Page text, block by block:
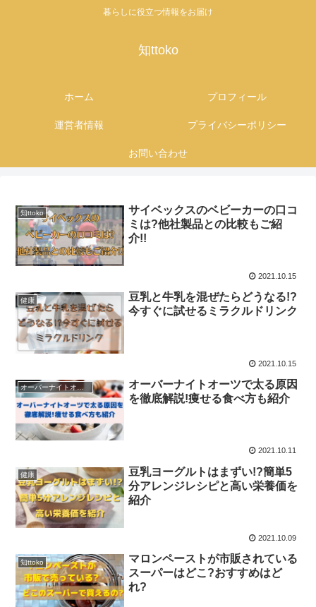
暮らしに役立つ情報をお届け
知ttoko
ホーム プロフィール
運営者情報 プライバシーポリシー
お問い合わせ
知ttoko
サイベックスのベビーカーの口コ
ミは?他社製品との比較もご紹
介!!
2021.10.15
健康
豆乳と牛乳を混ぜたらどうなる!?
今すぐに試せるミラクルドリンク
2021.10.15
オーバーナイトオーツ
オーバーナイトオーツで太る原因
を徹底解説!痩せる食べ方も紹介
2021.10.11
健康
豆乳ヨーグルトはまずい!?簡単5
分アレンジレシピと高い栄養価を
紹介
2021.10.09
知ttoko
マロンペーストが市販されている
スーパーはどこ?おすすめはど
れ?